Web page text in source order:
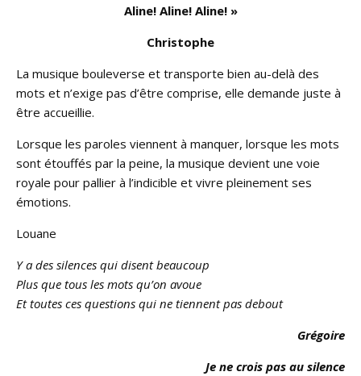
Aline! Aline! Aline! »
Christophe
La musique bouleverse et transporte bien au-delà des
mots et n’exige pas d’être comprise, elle demande juste à
être accueillie.
Lorsque les paroles viennent à manquer, lorsque les mots
sont étouffés par la peine, la musique devient une voie
royale pour pallier à l’indicible et vivre pleinement ses
émotions.
Louane
Y a des silences qui disent beaucoup
Plus que tous les mots qu’on avoue
Et toutes ces questions qui ne tiennent pas debout
Grégoire
Je ne crois pas au silence